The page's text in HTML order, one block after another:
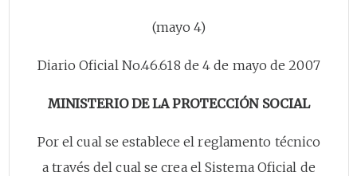
(mayo 4)
Diario Oficial No.46.618 de 4 de mayo de 2007
MINISTERIO DE LA PROTECCIÓN SOCIAL
Por el cual se establece el reglamento técnico
a través del cual se crea el Sistema Oficial de